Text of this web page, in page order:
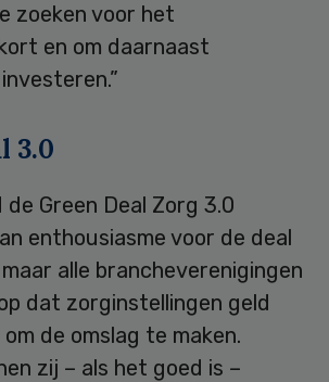
zoeken voor het
en om daarnaast
3.0
de Green Deal Zorg 3.0
enthousiasme voor de deal
alle brancheverenigingen
dat zorginstellingen geld
de omslag te maken.
zij – als het goed is –